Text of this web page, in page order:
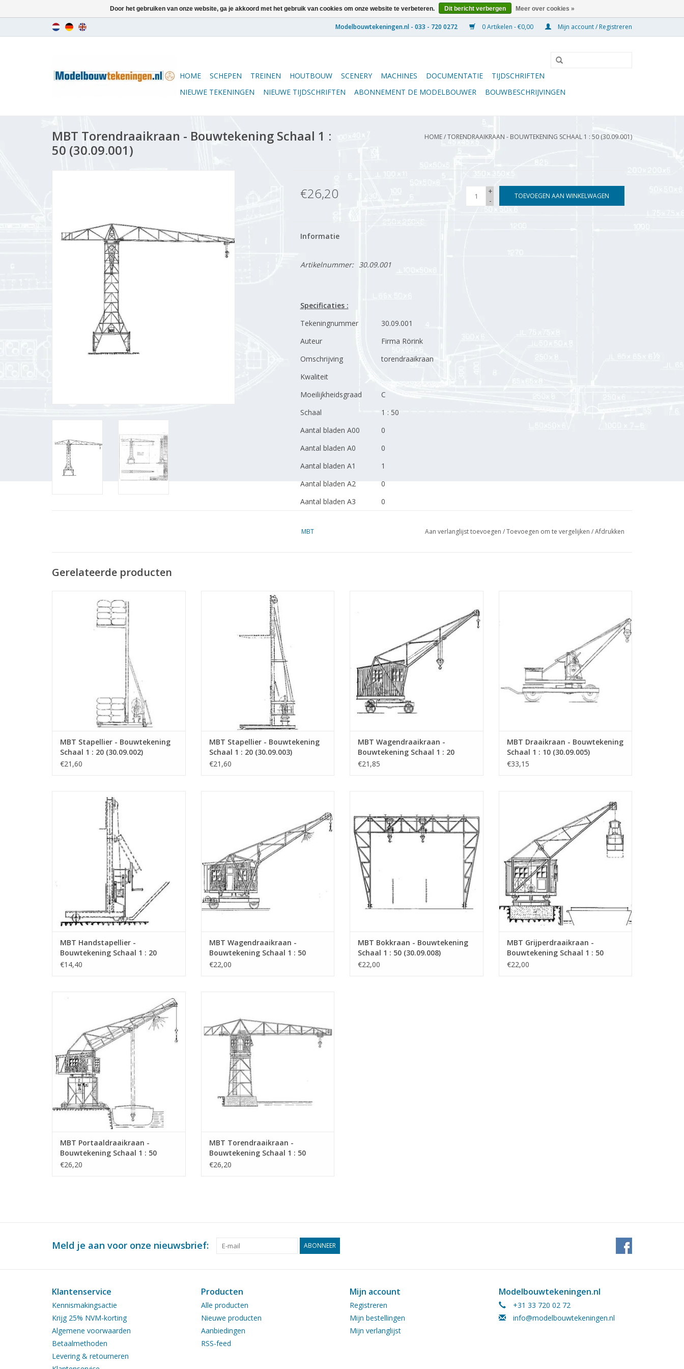
0 Artikelen - €0,00 Mijn account / Registreren
HOME SCHEPEN TREINEN HOUTBOUW SCENERY MACHINES DOCUMENTATIE
TIJDSCHRIFTEN
NIEUWE TEKENINGEN
NIEUWE TIJDSCHRIFTEN ABONNEMENT DE MODELBOUWER BOUWBESCHRIJVINGEN
MBT Torendraaikraan - Bouwtekening Schaal 1 :
50 (30.09.001)
HOME/TORENDRAAIKRAAN - BOUWTEKENING SCHAAL 1 : 50 (30.09.001)
€26,20
+
-
TOEVOEGEN AAN WINKELWAGEN
Informatie
Artikelnummer: 30.09.001
Specificaties :
Tekeningnummer
30.09.001
Auteur
Firma Rörink
Omschrijving
torendraaikraan
Kwaliteit
Moeilijkheidsgraad
C
Schaal
1 : 50
Aantal bladen A00
0
Aantal bladen A0
0
Aantal bladen A1
1
Aantal bladen A2
0
Aantal bladen A3
0
Totaal aantal bladen
MBT Aan verlanglijst toevoegen /Toevoegen om te vergelijken /Afdrukken
Gerelateerde producten
20 (30.09.002)
TOEVOEGEN AAN WINKELWAGEN
MBT Stapellier - Bouwtekening
Schaal 1 : 20 (30.09.002)
€21,60
MBT Stapellier - Bouwtekening Schaal 1 :
20 (30.09.003)
TOEVOEGEN AAN WINKELWAGEN
MBT Stapellier - Bouwtekening
Schaal 1 : 20 (30.09.003)
€21,60
TOEVOEGEN AAN WINKELWAGEN
MBT Wagendraaikraan -
Bouwtekening Schaal 1 : 20
(30.09.004)
€21,85
MBT Draaikraan - Bouwtekening
Schaal 1 : 10 (30.09.005)
€33,15
MBT Handstapellier - Bouwtekening Schaal
1 : 20 (30.09.006)
TOEVOEGEN AAN WINKELWAGEN
MBT Handstapellier -
Bouwtekening Schaal 1 : 20
(30.09.006)
€14,40
TOEVOEGEN AAN WINKELWAGEN
MBT Wagendraaikraan -
Bouwtekening Schaal 1 : 50
(30.09.007)
€22,00
TOEVOEGEN AAN WINKELWAGEN
MBT Bokkraan - Bouwtekening
Schaal 1 : 50 (30.09.008)
€22,00
TOEVOEGEN AAN WINKELWAGEN
MBT Grijperdraaikraan -
Bouwtekening Schaal 1 : 50
(30.09.009)
€22,00
MBT Portaaldraaikraan - Bouwtekening
TOEVOEGEN AAN WINKELWAGEN
MBT Portaaldraaikraan -
Bouwtekening Schaal 1 : 50
(30.09.010)
€26,20
TOEVOEGEN AAN WINKELWAGEN
MBT Torendraaikraan -
Bouwtekening Schaal 1 : 50
(30.09.011)
€26,20
Meld je aan voor onze nieuwsbrief: ABONNEER
Klantenservice
Kennismakingsactie
Krijg 25% NVM-korting
Algemene voorwaarden
Betaalmethoden
Levering & retourneren
Producten
Alle producten
Nieuwe producten
Aanbiedingen
RSS-feed
Mijn account
Registreren
Mijn bestellingen
Mijn verlanglijst
Modelbouwtekeningen.nl
+31 33 720 02 72
info@modelbouwtekeningen.nl
Door het gebruiken van onze website, ga je akkoord met het gebruik van cookies om onze website te verbeteren. Dit bericht verbergen Meer over cookies »